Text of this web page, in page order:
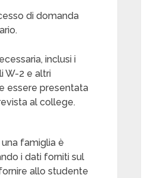
di domanda
inclusi i
W-2 e altri
essere presentata
al college.
famiglia è
i dati forniti sul
allo studente